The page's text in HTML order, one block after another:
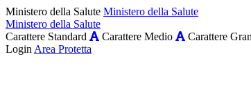
Ministero della Salute Ministero della Salute
Ministero della Salute
Carattere Standard
Carattere Medio Carattere
Login Area Protetta